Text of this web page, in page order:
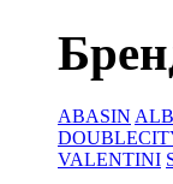
ABASIN
VALENTINI